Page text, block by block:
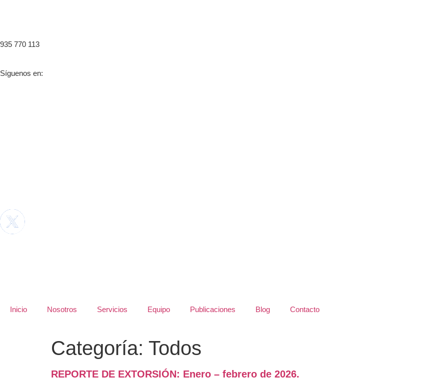
935 770 113
Síguenos en:
Inicio Nosotros Servicios Equipo Publicaciones Blog Contacto
Categoría: Todos
REPORTE DE EXTORSIÓN: Enero – febrero de 2026.